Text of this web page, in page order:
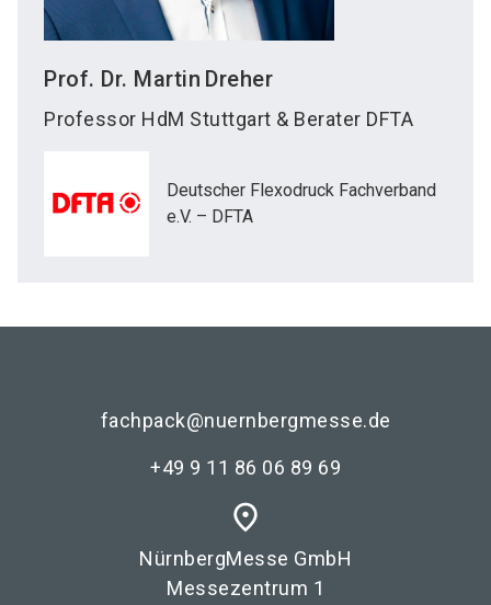
Prof. Dr. Martin Dreher
Professor HdM Stuttgart & Berater DFTA
Deutscher Flexodruck Fachverband
e.V. – DFTA
fachpack@nuernbergmesse.de
+49 9 11 86 06 89 69
place
NürnbergMesse GmbH
Messezentrum 1